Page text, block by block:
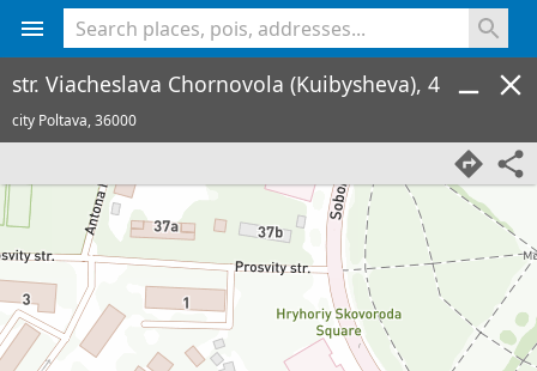
str. Viacheslava Chornovola (Kuibysheva), 4
city Poltava,36000
<% console.log(hcard) %>